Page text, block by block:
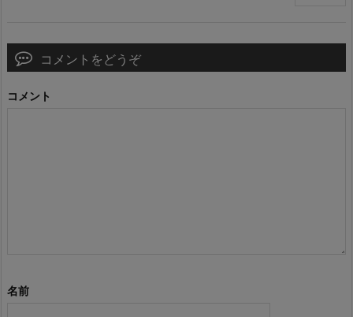
コメントをどうぞ
コメント
名前